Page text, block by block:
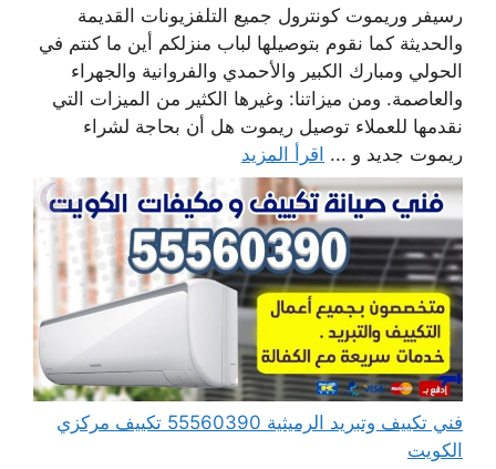
رسيفر وريموت كونترول جميع التلفزيونات القديمة
والحديثة كما نقوم بتوصيلها لباب منزلكم أين ما كنتم في
الحولي ومبارك الكبير والأحمدي والفروانية والجهراء
والعاصمة. ومن ميزاتنا: وغيرها الكثير من الميزات التي
نقدمها للعملاء توصيل ريموت هل أن بحاجة لشراء
ريموت جديد و ... اقرأ المزيد
فني تكييف وتبريد الرميثية 55560390 تكييف مركزي
الكويت